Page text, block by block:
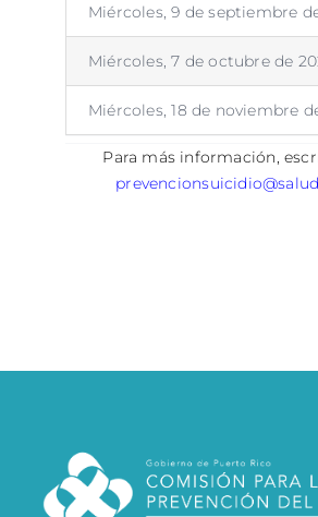
Miércoles, 9 de septiembre
Miércoles, 7 de octubre de
Miércoles, 18 de noviembre
Para más información,